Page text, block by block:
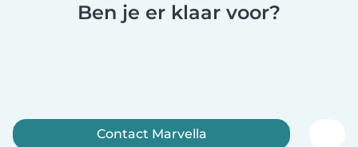
Ben je er klaar voor?
Contact Marvella